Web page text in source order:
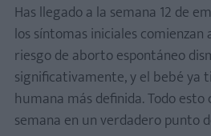
Has llegado a la semana 12 de
los síntomas iniciales comienzan
riesgo de aborto espontáneo
significativamente, y el bebé ya
humana más definida. Todo
semana en un verdadero punto